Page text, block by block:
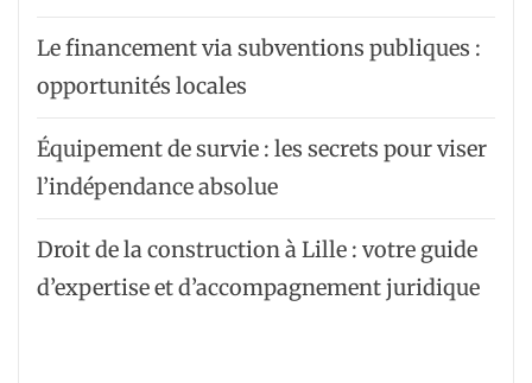
Le financement via subventions publiques :
opportunités locales
Équipement de survie : les secrets pour viser
l’indépendance absolue
Droit de la construction à Lille : votre guide
d’expertise et d’accompagnement juridique